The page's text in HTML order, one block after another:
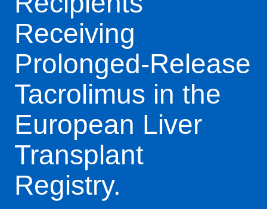
Receiving
Prolonged-Release
Tacrolimus in the
European Liver
Transplant
Registry.